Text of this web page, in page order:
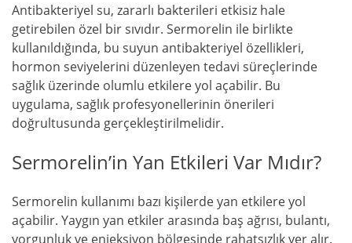
Antibakteriyel su, zararlı bakterileri etkisiz hale
getirebilen özel bir sıvıdır. Sermorelin ile birlikte
kullanıldığında, bu suyun antibakteriyel özellikleri,
hormon seviyelerini düzenleyen tedavi süreçlerinde
sağlık üzerinde olumlu etkilere yol açabilir. Bu
uygulama, sağlık profesyonellerinin önerileri
doğrultusunda gerçekleştirilmelidir.
Sermorelin’in Yan Etkileri Var Mıdır?
Sermorelin kullanımı bazı kişilerde yan etkilere yol
açabilir. Yaygın yan etkiler arasında baş ağrısı, bulantı,
yorgunluk ve enjeksiyon bölgesinde rahatsızlık yer alır.